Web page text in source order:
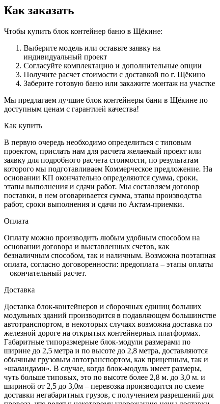
Как заказать
Чтобы купить блок контейнер баню в Щёкине:
Выберите модель или оставьте заявку на
индивидуальный проект
Согласуйте комплектацию и дополнительные опции
Получите расчет стоимости с доставкой по г. Щёкино
Заберите готовую баню или закажите монтаж на участке
Мы предлагаем лучшие блок контейнеры бани в Щёкине по
доступным ценам с гарантией качества!
Как купить
В первую очередь необходимо определиться с типовым
проектом, прислать нам для расчета желаемый проект или
заявку для подробного расчета стоимости, по результатам
которого мы подготавливаем Коммерческое предложение. На
основании КП окончательно определяются сумма, сроки,
этапы выполнения и сдачи работ. Мы составляем договор
поставки, в нем оговаривается сумма, этапы производства
работ, сроки выполнения и сдачи по Актам-приемки.
Оплата
Оплату можно производить любым удобным способом на
основании договора и выставленных счетов, как
безналичным способом, так и наличным. Возможна поэтапная
оплата, согласно договоренности: предоплата – этапы оплаты
– окончательный расчет.
Доставка
Доставка блок-контейнеров и сборочных единиц больших
модульных зданий производится в подавляющем большинстве
автотранспортом, в некоторых случаях возможна доставка по
железной дороге на открытых контейнерных платформах.
Габаритные типоразмерные блок-модули размерами по
ширине до 2,5 метра и по высоте до 2,8 метра, доставляются
обычным грузовым автотранспортом, как прицепным, так и
«шаландами». В случае, когда блок-модуль имеет размеры,
чуть больше типовых, это по высоте более 2,8 м. до 3,0 м. и
шириной от 2,5 до 3,0м – перевозка производится по схеме
доставки негабаритных грузов, с получением разрешений для